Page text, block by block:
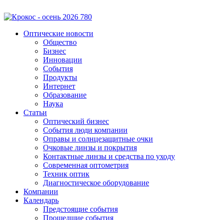
Оптические новости
Общество
Бизнес
Инновации
События
Продукты
Интернет
Образование
Наука
Статьи
Оптический бизнес
События люди компании
Оправы и солнцезащитные очки
Очковые линзы и покрытия
Контактные линзы и средства по уходу
Современная оптометрия
Техник оптик
Диагностическое оборудование
Компании
Календарь
Предстоящие события
Прошедшие события